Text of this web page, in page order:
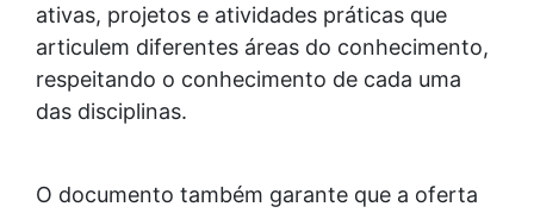
ativas, projetos e atividades práticas que
articulem diferentes áreas do conhecimento,
respeitando o conhecimento de cada uma
das disciplinas.
O documento também garante que a oferta